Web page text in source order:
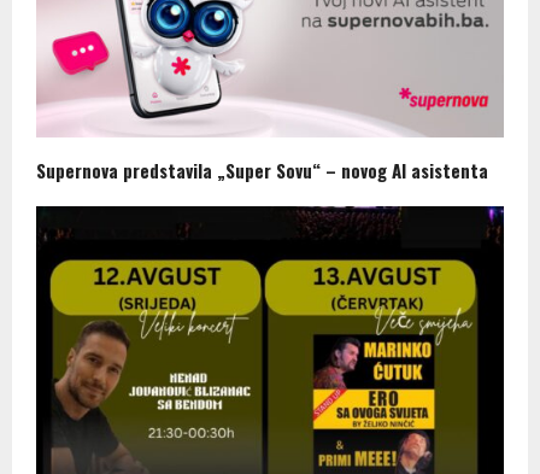
Supernova predstavila „Super Sovu“ – novog AI asistenta